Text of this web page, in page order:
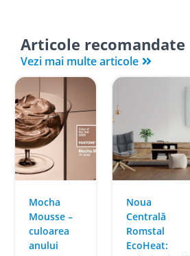
Articole recomandate
Vezi mai multe articole
Mocha
Mousse –
culoarea
anului
Noua
Centrală
Romstal
EcoHeat: